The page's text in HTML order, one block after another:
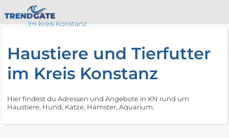
im Kreis Konstanz
Haustiere und Tierfutter
im Kreis Konstanz
Hier findest du Adressen und Angebote in KN rund um
Haustiere, Hund, Katze, Hamster, Aquarium.